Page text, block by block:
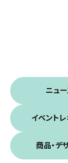
ニュ
イベント
商品・デ